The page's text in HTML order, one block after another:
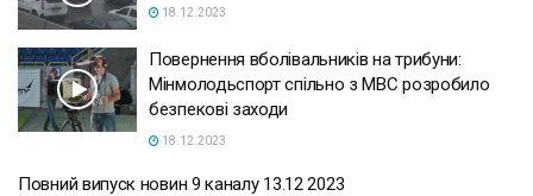
18.12.2023
Повернення вболівальників на трибуни:
Мінмолодьспорт спільно з МВС розробило
безпекові заходи
18.12.2023
Повний випуск новин 9 каналу 13.12 2023